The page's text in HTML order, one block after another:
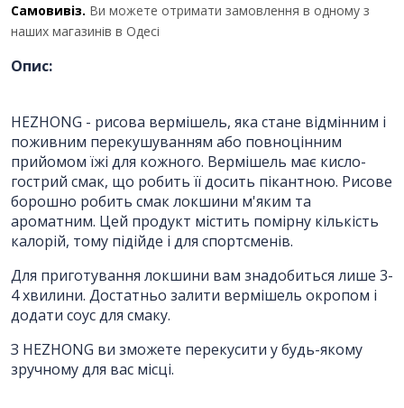
Самовивіз. Ви можете отримати замовлення в одному з
наших магазинів в Одесі
Опис:
HEZHONG - рисова вермішель, яка стане відмінним і
поживним перекушуванням або повноцінним
прийомом їжі для кожного. Вермішель має кисло-
гострий смак, що робить її досить пікантною. Рисове
борошно робить смак локшини м'яким та
ароматним. Цей продукт містить помірну кількість
калорій, тому підійде і для спортсменів.
Для приготування локшини вам знадобиться лише 3-
4 хвилини. Достатньо залити вермішель окропом і
додати соус для смаку.
З HEZHONG ви зможете перекусити у будь-якому
зручному для вас місці.